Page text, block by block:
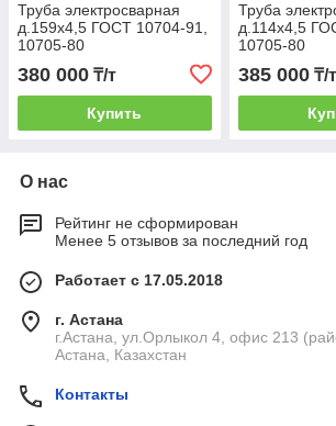
Труба электросварная
д.159х4,5 ГОСТ 10704-91,
10705-80
380 000 ₸/т
Купить
Труба
д.114х4,5
10705-80
385 000₸/т
О нас
Рейтинг не сформирован
Менее 5 отзывов за последний год
Работает с 17.05.2018
г. Астана
г.Астана, ул.Орлыкол 4, офис 213
Астана, Казахстан
Контакты